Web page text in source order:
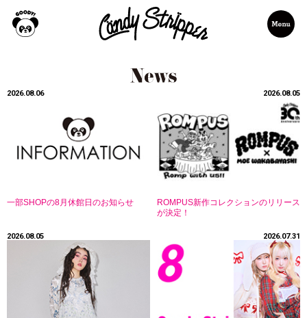
2026.08.06
一部SHOPの8月休館日のお知らせ
2026.08.05
ROMPUS新作コレクションのリリース
が決定！
2026.08.05 2026.07.31